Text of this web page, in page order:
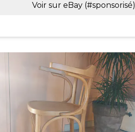
Voir sur eBay (#sponsorisé)